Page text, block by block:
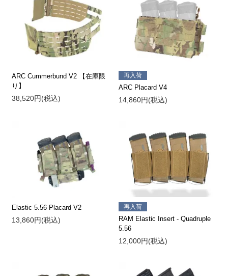
ARC Cummerbund V2 【在庫限
り】
38,520円(税込)
再入荷
ARC Placard V4
14,860円(税込)
Elastic 5.56 Placard V2
13,860円(税込)
再入荷
RAM Elastic Insert - Quadruple
5.56
12,000円(税込)